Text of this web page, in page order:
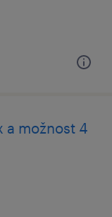
a možnost 4